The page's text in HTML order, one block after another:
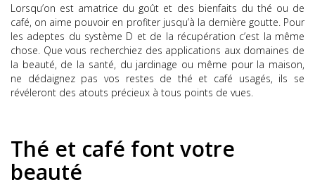
Lorsqu’on est amatrice du goût et des bienfaits du thé ou de
café, on aime pouvoir en profiter jusqu’à la dernière goutte. Pour
les adeptes du système D et de la récupération c’est la même
chose. Que vous recherchiez des applications aux domaines de
la beauté, de la santé, du jardinage ou même pour la maison,
ne dédaignez pas vos restes de thé et café usagés, ils se
révéleront des atouts précieux à tous points de vues.
Thé et café font votre
beauté